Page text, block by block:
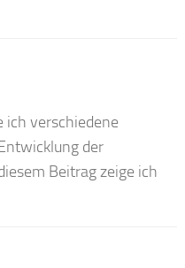
ich verschiedene
der
Beitrag zeige ich